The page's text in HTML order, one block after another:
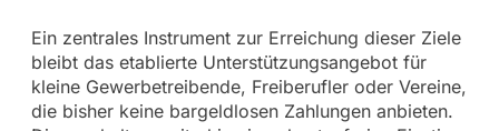
Ein zentrales Instrument zur Erreichung dieser Ziele
bleibt das etablierte Unterstützungsangebot für
kleine Gewerbetreibende, Freiberufler oder Vereine,
die bisher keine bargeldlosen Zahlungen anbieten.